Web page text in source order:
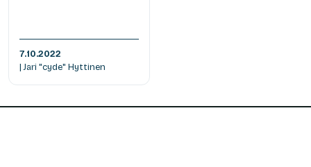
7.10.2022
| Jari "cyde" Hyttinen